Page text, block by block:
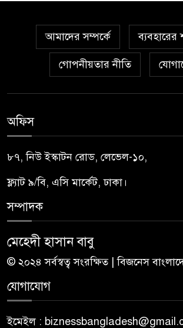
আমাদের সম্পর্কে ব্যবহারের
গোপনীয়তার নীতি
অফিস
৮৭, নিউ ইস্কাটন রোড, লেভেল-১০,
ফ্ল্যাট ৯/বি, এসি মার্কেট, ঢাকা।
সম্পাদক
মেহেদী হাসান বাবু
© ২০২৪ সর্বস্বত্ব সংরক্ষিত | বিজনেস
যোগাযোগ
ইমেইল :